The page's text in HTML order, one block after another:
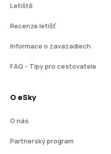
Letiště
Recenze letišť
Informace o zavazadlech
FAQ - Tipy pro cestovatele
O eSky
O nás
Partnerský program